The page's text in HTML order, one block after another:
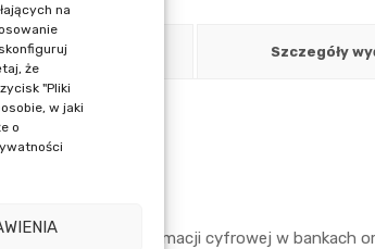
na
że
"Pliki
w jaki
o
Szczegóły
ery transformacji cyfrowej w bankach